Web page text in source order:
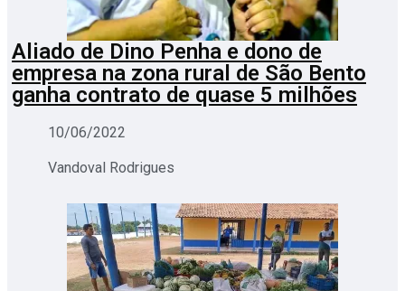
Aliado de Dino Penha e dono de
empresa na zona rural de São Bento
ganha contrato de quase 5 milhões
10/06/2022
Vandoval Rodrigues